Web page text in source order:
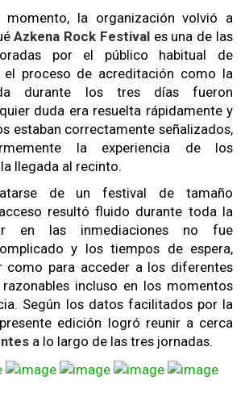
momento, la organización volvió a
Azkena Rock Festivales una de las
por el público habitual de
el proceso de acreditación como la
durante los tres días fueron
duda era resuelta rápidamente y
estaban correctamente señalizados,
la experiencia de los
llegada al recinto.
de un festival de tamaño
resultó fluido durante toda la
en las inmediaciones no fue
y los tiempos de espera,
como para acceder a los diferentes
incluso en los momentos
Según los datos facilitados por la
edición logró reunir a cerca
a lo largo de las tres jornadas.